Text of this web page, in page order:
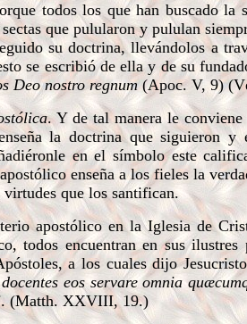
todos los que han buscado la
que pulularon y pululan
su doctrina, llevándolos a
se escribió de ella y de su
Deo nostro regnum(Apoc. V, 9)
. Y de tal manera le conviene
la doctrina que siguieron
en el símbolo este
enseña a los fieles la
que los santifican.
apostólico en la Iglesia de
todos encuentran en sus
a los cuales dijo
eos servare omnia
. (Matth. XXVIII, 19.)